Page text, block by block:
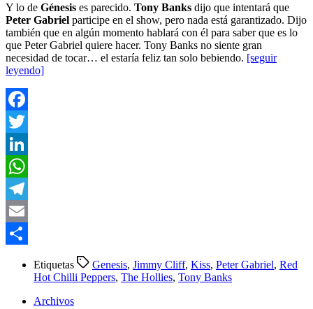
Y lo de Génesis es parecido. Tony Banks dijo que intentará que
Peter Gabriel participe en el show, pero nada está garantizado. Dijo
también que en algún momento hablará con él para saber que es lo
que Peter Gabriel quiere hacer. Tony Banks no siente gran
necesidad de tocar… el estaría feliz tan solo bebiendo. [seguir
leyendo]
Facebook
Twitter
LinkedIn
WhatsApp
Telegram
Email
Etiquetas Genesis, Jimmy Cliff, Kiss, Peter Gabriel, Red
Hot Chilli Peppers, The Hollies, Tony Banks
Archivos